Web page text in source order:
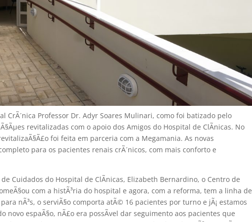
CrÃ´nica Professor Dr. Adyr Soares Mulinari, como foi batizado pelo
revitalizadas com o apoio dos Amigos do Hospital de ClÃ­nicas. No
foi feita em parceria com a Megamania. As novas
para os pacientes renais crÃ´nicos, com mais conforto e
Cuidados do Hospital de ClÃ­nicas, Elizabeth Bernardino, o Centro de
com a histÃ³ria do hospital e agora, com a reforma, tem a linha de
nÃ³s, o serviÃ§o comporta atÃ© 16 pacientes por turno e jÃ¡ estamos
novo espaÃ§o, nÃ£o era possÃ­vel dar seguimento aos pacientes que